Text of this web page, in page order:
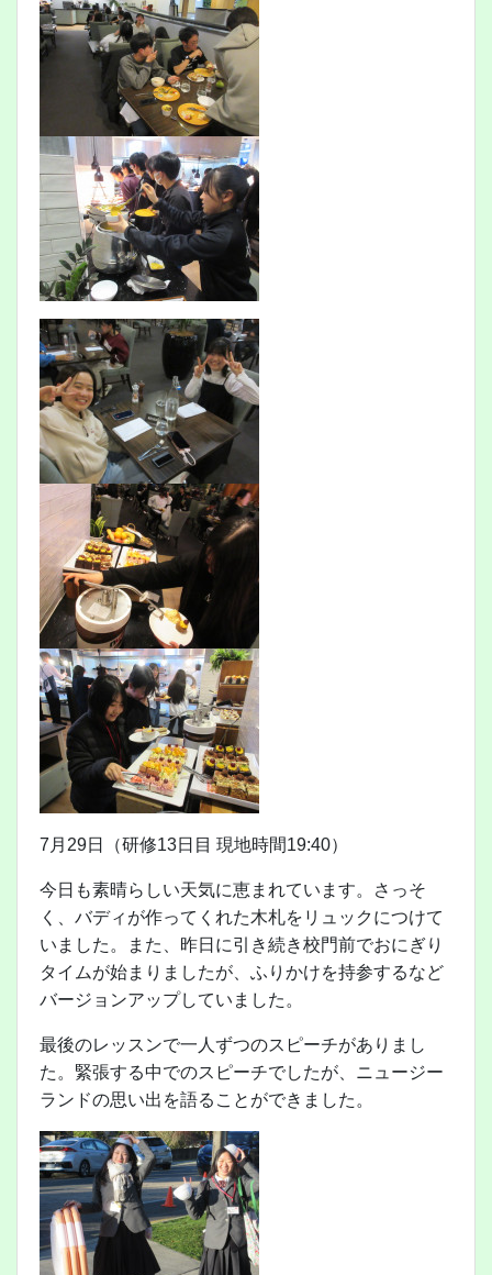
7月29日（研修13日目 現地時間19:40）
今日も素晴らしい天気に恵まれています。さっそ
く、バディが作ってくれた木札をリュックにつけて
いました。また、昨日に引き続き校門前でおにぎり
タイムが始まりましたが、ふりかけを持参するなど
バージョンアップしていました。
最後のレッスンで一人ずつのスピーチがありまし
た。緊張する中でのスピーチでしたが、ニュージー
ランドの思い出を語ることができました。